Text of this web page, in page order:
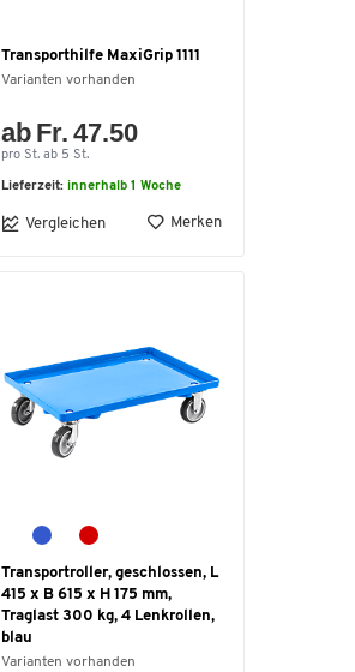
Transporthilfe MaxiGrip 1111
Varianten vorhanden
ab Fr. 47.50
pro St. ab 5 St.
Lieferzeit: innerhalb 1 Woche
Vergleichen Merken
Transportroller, geschlossen, L
415 x B 615 x H 175 mm,
Traglast 300 kg, 4 Lenkrollen,
blau
Varianten vorhanden